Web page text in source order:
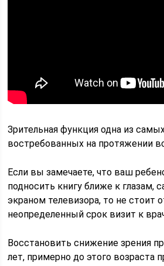
Зрительная функция одна из
востребованных на протяжении
Если вы замечаете, что ваш
подносить книгу ближе к глазам,
экраном телевизора, то не стоит
неопределенный срок визит к
Восстановить снижение зрения
лет, примерно до этого возраста